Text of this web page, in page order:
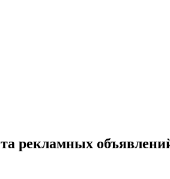
рекламных